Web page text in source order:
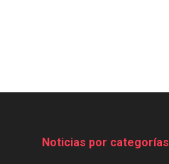
Noticias por categorías